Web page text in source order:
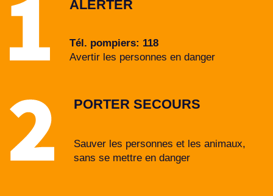
ALERTER
Tél. pompiers: 118
Avertir les personnes en danger
PORTER SECOURS
Sauver les personnes et les animaux,
sans se mettre en danger